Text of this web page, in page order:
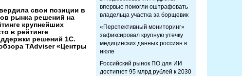
свои позиции в
рынка решений на
крупнейших
в рейтинге
решений 1С.
TAdviser «Центры
впервые помогли оштрафовать
владельца участка за борщевик
«Перспективный мониторинг»
зафиксировал крупную утечку
медицинских данных россиян в
июле
Российский рынок ПО для ИИ
достигнет 95 млрд рублей к 2030